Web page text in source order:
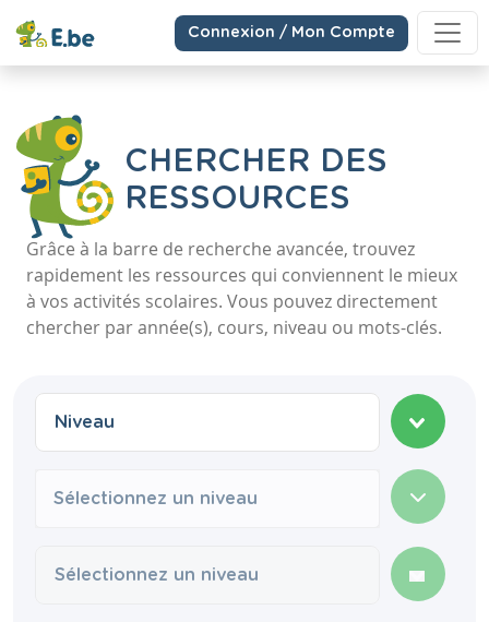
Connexion / Mon Compte
CHERCHER DES
RESSOURCES
Grâce à la barre de recherche avancée, trouvez
rapidement les ressources qui conviennent le mieux
à vos activités scolaires. Vous pouvez directement
chercher par année(s), cours, niveau ou mots-clés.
Sélectionnez un niveau